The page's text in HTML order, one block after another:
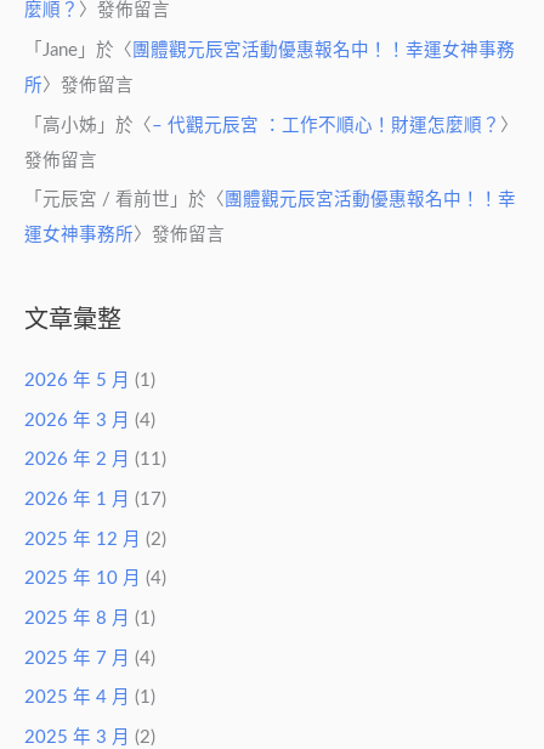
麼順？ 〉發佈留言
「 Jane 」於〈 團體觀元辰宮活動優惠報名中！！幸運女神事務
所 〉發佈留言
「 高小姊 」於〈 – 代觀元辰宮 ：工作不順心！財運怎麼順？ 〉
發佈留言
「 元辰宮 / 看前世 」於〈 團體觀元辰宮活動優惠報名中！！幸
運女神事務所〉發佈留言
文章彙整
2026 年 5 月 (1)
2026 年 3 月 (4)
2026 年 2 月 (11)
2026 年 1 月 (17)
2025 年 12 月 (2)
2025 年 10 月 (4)
2025 年 8 月 (1)
2025 年 7 月 (4)
2025 年 4 月 (1)
2025 年 3 月 (2)